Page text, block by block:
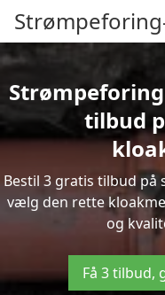
tilbud
Bestil 3 gratis tilbud
vælg den rette
og
Få 3 tilbud,